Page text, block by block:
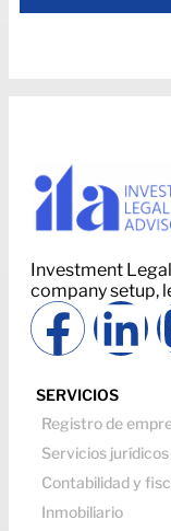
Investment
company setup,
SERVICIOS
Registro de
Servicios jurídicos
Contabilidad y
Inmobiliario